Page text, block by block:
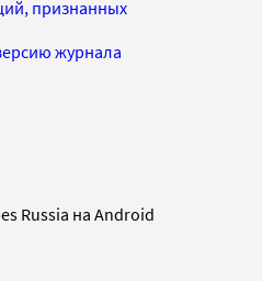
признанных
журнала
Russia на Android